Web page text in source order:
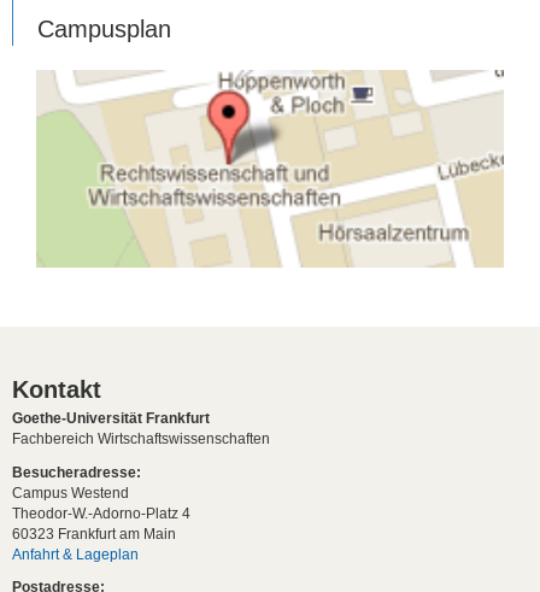
Campusplan
Kontakt
Goethe-Universität Frankfurt
Fachbereich Wirtschaftswissenschaften
Besucheradresse:
Campus Westend
Theodor-W.-Adorno-Platz 4
60323 Frankfurt am Main
Anfahrt & Lageplan
Postadresse: